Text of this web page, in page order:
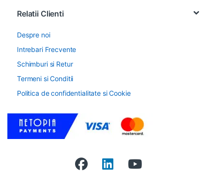
Relatii Clienti
Despre noi
Intrebari Frecvente
Schimburi si Retur
Termeni si Conditii
Politica de confidentialitate si Cookie